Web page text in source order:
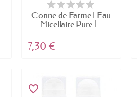
Corine de Farme | Eau
Micellaire Pure |...
7,30 €
favorite_border